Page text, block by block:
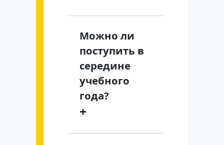
Можно ли
поступить в
середине
учебного
года?
+